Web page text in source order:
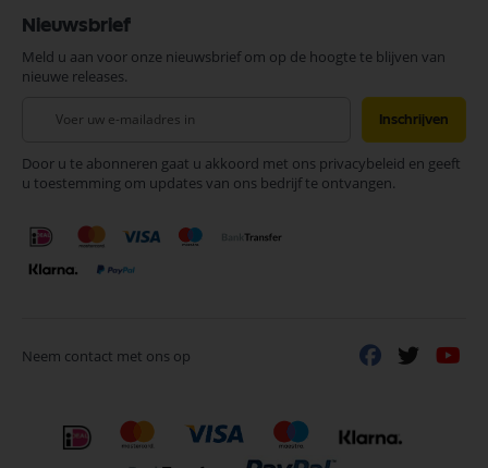
Nieuwsbrief
Meld u aan voor onze nieuwsbrief om op de hoogte te blijven van
nieuwe releases.
onze
nieuwsbrief
Inschrijven
Door u te abonneren gaat u akkoord met ons privacybeleid en geeft
u toestemming om updates van ons bedrijf te ontvangen.
Neem contact met ons op